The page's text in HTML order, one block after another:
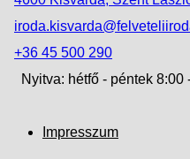
+36 45 500 290
Nyitva: hétfő - péntek 8:00
Impresszum